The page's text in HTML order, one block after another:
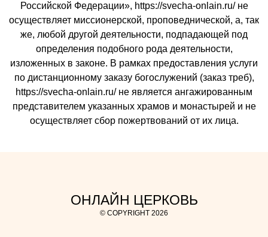
Российской Федерации», https://svecha-onlain.ru/ не
осуществляет миссионерской, проповеднической, а, так
же, любой другой деятельности, подпадающей под
определения подобного рода деятельности,
изложенных в законе. В рамках предоставления услуги
по дистанционному заказу богослужений (заказ треб),
https://svecha-onlain.ru/ не является ангажированным
представителем указанных храмов и монастырей и не
осуществляет сбор пожертвований от их лица.
ОНЛАЙН ЦЕРКОВЬ
© COPYRIGHT 2026